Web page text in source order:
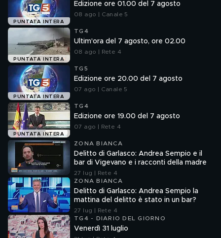
PUNTATA INTERA
Edizione ore 01.00 del 7 agosto
08 ago | Canale 5
PUNTATA INTERA
TG4
Ultim'ora del 7 agosto, ore 02.00
08 ago | Rete 4
PUNTATA INTERA
TG5
Edizione ore 20.00 del 7 agosto
07 ago | Canale 5
PUNTATA INTERA
TG4
Edizione ore 19.00 del 7 agosto
07 ago | Rete 4
ZONA BIANCA
Delitto di Garlasco: Andrea Sempio e il
bar di Vigevano e i racconti della madre
27 lug | Rete 4
ZONA BIANCA
Delitto di Garlasco: Andrea Sempio la
mattina del delitto è stato in un bar?
27 lug | Rete 4
TG4 - DIARIO DEL GIORNO
Venerdì 31 luglio